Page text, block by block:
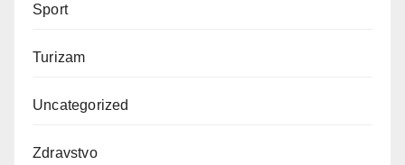
Sport
Turizam
Uncategorized
Zdravstvo